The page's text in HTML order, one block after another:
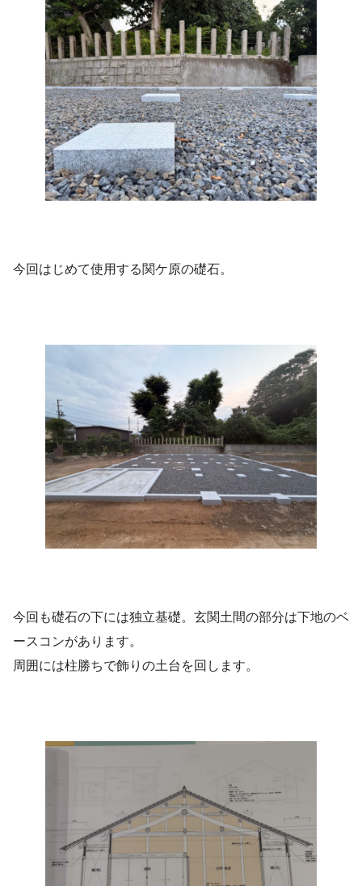
今回はじめて使用する関ケ原の礎石。
今回も礎石の下には独立基礎。玄関土間の部分は下地のベ
ースコンがあります。
周囲には柱勝ちで飾りの土台を回します。